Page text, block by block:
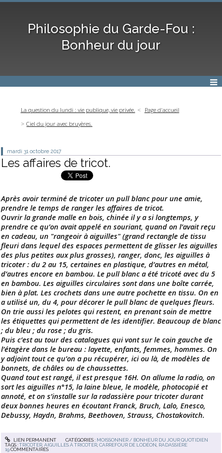
Philosophie du Garde-Fou :
Bonheur du jour
La question du lundi : vie publique, vie privée.
Page d'accueil
Ciel du jour avec bruyères.
mardi 31 octobre 2017
Les affaires de tricot.
Après avoir terminé de tricoter un pull blanc pour une amie,
prendre le temps de ranger les affaires de tricot.
Ouvrir la grande malle en bois, chinée il y a si longtemps, y
prendre ce qu’on avait appelé en souriant, quand on l’avait reçu
en cadeau, un "rangeoir à aiguilles" (grand rectangle de tissu
fleuri dans lequel des espaces permettent de glisser les aiguilles
des plus petites aux plus grosses), ranger, donc, les aiguilles à
tricoter : du 2 au 15, certaines en plastique, d’autres en métal,
d’autres encore en bambou. Le pull blanc a été tricoté avec du 5
en bambou. Les aiguilles circulaires sont dans une boîte carrée,
bien à plat. Les crochets dans une autre pochette en tissu. On en
a utilisé un, du 4, pour décorer le pull blanc de quelques fleurs.
On trie aussi les pelotes qui restent, en prenant soin de mettre
les étiquettes qui permettent de les identifier. Beaucoup de blanc
; du bleu ; du rose ; du gris.
Puis c’est au tour des catalogues qui vont sur le coin gauche de
l’étagère dans le bureau : layette, enfants, femmes, hommes. On
y adjoint tout ce qu’on a pu récupérer, ici ou là, de modèles de
bonnets, de châles ou de chaussettes.
Quand tout est rangé, il est presque 16H. On allume la radio, on
sort les aiguilles n°15, la laine bleue, le modèle, photocopié et
annoté, et on s’installe sur la radassière pour tricoter durant
deux bonnes heures en écoutant Franck, Bruch, Lalo, Enesco,
Debussy, Haydn, Brahms, Beethoven, Strauss, Chostakovitch.
LIEN PERMANENT CATÉGORIES : MOISSONNER / BONHEUR DU JOUR QUOTIDIEN
TAGS :TRICOTER ,AIGUILLES À TRICOTER ,CARREFOUR DE LODÉON RADASSIÈRE
19COMMENTAIRES